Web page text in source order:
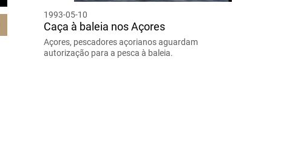
1993-05-10
Caça à baleia nos Açores
Açores, pescadores açorianos aguardam
autorização para a pesca à baleia.